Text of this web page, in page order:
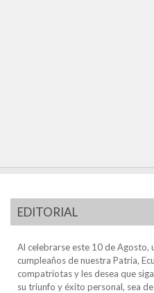
EDITORIAL
Al celebrarse este 10 de Agosto,
cumpleaños de nuestra Patria,
compatriotas y les desea que
su triunfo y éxito personal, sea